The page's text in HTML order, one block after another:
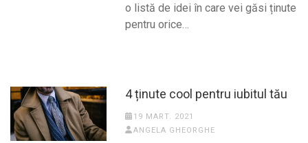
o listă de idei în care vei găsi ținute
pentru orice…
4 ținute cool pentru iubitul tău
19 MART. 2021
ANGELA GHEORGHE